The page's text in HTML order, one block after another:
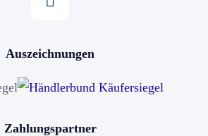
Horoskop kaufen
Sternschnuppe kaufen
Auszeichnungen
Zahlungspartner